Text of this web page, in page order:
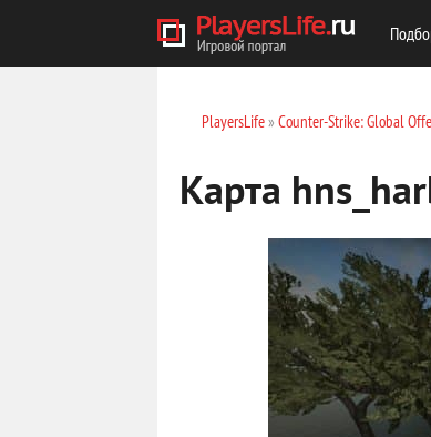
PlayersLife» Counter-Strike: Global
Карта